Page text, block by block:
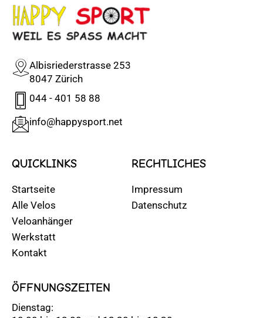
Albisriederstrasse 253
8047 Zürich
044 - 401 58 88
info@happysport.net
QUICKLINKS
Startseite
Alle Velos
Veloanhänger
Werkstatt
Kontakt
RECHTLICHES
Impressum
Datenschutz
ÖFFNUNGSZEITEN
Dienstag: